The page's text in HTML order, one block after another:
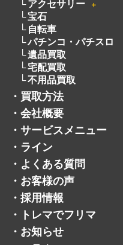
宅配買取
不用品買取
買取方法
会社概要
サービスメニュー
ライン
よくある質問
お客様の声
採用情報
トレマでフリマ
お知らせ
コラム
商品を探す
プライバシーポリシー
お問い合わせ